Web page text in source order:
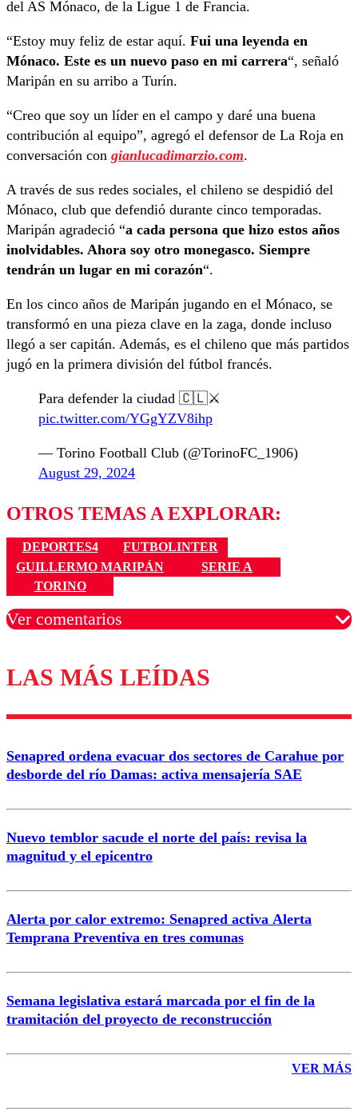
del AS Mónaco, de la Ligue 1 de Francia.
“Estoy muy feliz de estar aquí. Fui una leyenda en
Mónaco. Este es un nuevo paso en mi carrera“, señaló
Maripán en su arribo a Turín.
“Creo que soy un líder en el campo y daré una buena
contribución al equipo”, agregó el defensor de La Roja en
conversación con gianlucadimarzio.com.
A través de sus redes sociales, el chileno se despidió del
Mónaco, club que defendió durante cinco temporadas.
Maripán agradeció “a cada persona que hizo estos años
inolvidables. Ahora soy otro monegasco. Siempre
tendrán un lugar en mi corazón“.
En los cinco años de Maripán jugando en el Mónaco, se
transformó en una pieza clave en la zaga, donde incluso
llegó a ser capitán. Además, es el chileno que más partidos
jugó en la primera división del fútbol francés.
Para defender la ciudad 🇨🇱⚔️
pic.twitter.com/YGgYZV8ihp
— Torino Football Club (@TorinoFC_1906)
August 29, 2024
OTROS TEMAS A EXPLORAR:
DEPORTES4
FUTBOLINTER
GUILLERMO MARIPÁN
SERIE A
TORINO
Ver comentarios
Los comentarios son moderados para garantizar un
diálogo respetuoso.
Correo
LAS MÁS LEÍDAS
Senapred ordena evacuar dos sectores de Carahue por
desborde del río Damas: activa mensajería SAE
Nuevo temblor sacude el norte del país: revisa la
magnitud y el epicentro
Alerta por calor extremo: Senapred activa Alerta
Temprana Preventiva en tres comunas
Semana legislativa estará marcada por el fin de la
tramitación del proyecto de reconstrucción
VER MÁS